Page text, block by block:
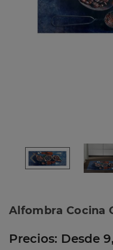
Alfombra Cocina
Precios: Desde